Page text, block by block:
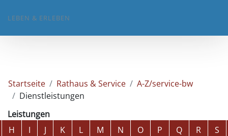
LEBEN & ERLEBEN
Startseite Rathaus & Service
A-Z/service-bw
Dienstleistungen
Leistungen
Alphabetisches Register überspringen
H I J K L M N O P Q R S